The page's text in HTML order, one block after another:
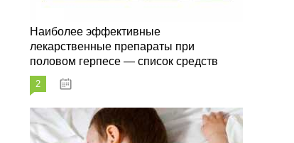
Наиболее эффективные
лекарственные препараты при
половом герпесе — список средств
2